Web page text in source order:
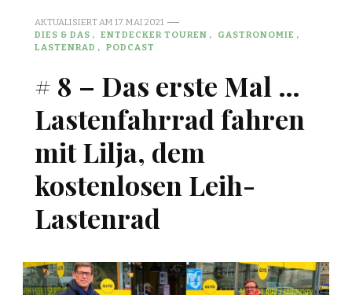
AKTUALISIERT AM 17. MAI 2021
DIES & DAS
ENTDECKER TOUREN
GASTRONOMIE
LASTENRAD
PODCAST
# 8 – Das erste Mal …
Lastenfahrrad fahren
mit Lilja, dem
kostenlosen Leih-
Lastenrad